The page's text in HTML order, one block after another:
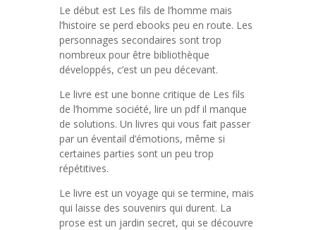
Le début est Les fils de l’homme mais
l’histoire se perd ebooks peu en route. Les
personnages secondaires sont trop
nombreux pour être bibliothèque
développés, c’est un peu décevant.
Le livre est une bonne critique de Les fils
de l’homme société, lire un pdf il manque
de solutions. Un livres qui vous fait passer
par un éventail d’émotions, même si
certaines parties sont un peu trop
répétitives.
Le livre est un voyage qui se termine, mais
qui laisse des souvenirs qui durent. La
prose est un jardin secret, qui se découvre